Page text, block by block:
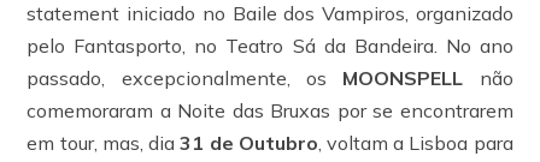
statement iniciado no Baile dos Vampiros, organizado
pelo Fantasporto, no Teatro Sá da Bandeira. No ano
passado, excepcionalmente, os MOONSPELL não
comemoraram a Noite das Bruxas por se encontrarem
em tour, mas, dia31 de Outubro, voltam a Lisboa para